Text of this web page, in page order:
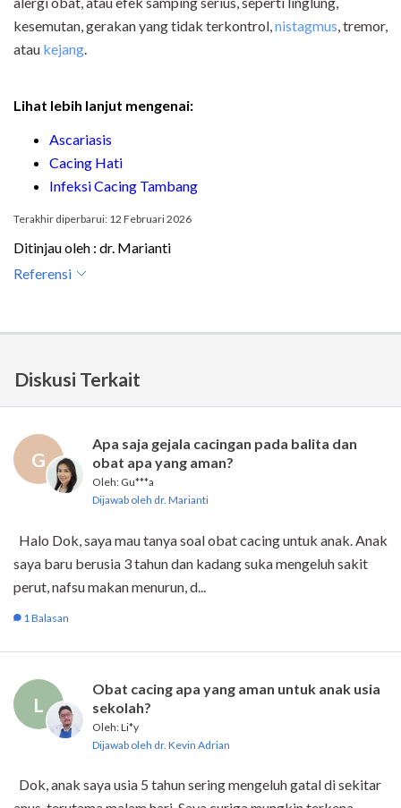
kesemutan, gerakan yang tidak terkontrol,nistagmus, tremor,
atau kejang.
Lihat lebih lanjut mengenai:
Ascariasis
Cacing Hati
Infeksi Cacing Tambang
Terakhir diperbarui: 12 Februari 2026